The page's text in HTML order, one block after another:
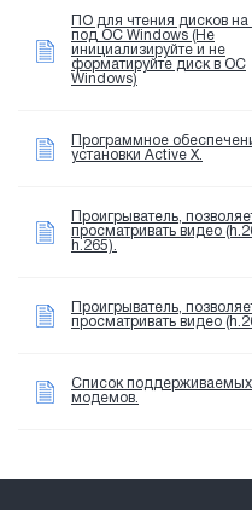
ПО для чтения дисков
под OC Windows (Не
инициализируйте и не
форматируйте диск в OC
Windows)
Программное
установки Active X.
Проигрыватель,
просматривать видео
h.265).
Проигрыватель,
просматривать видео
Список поддерживаемых
модемов.